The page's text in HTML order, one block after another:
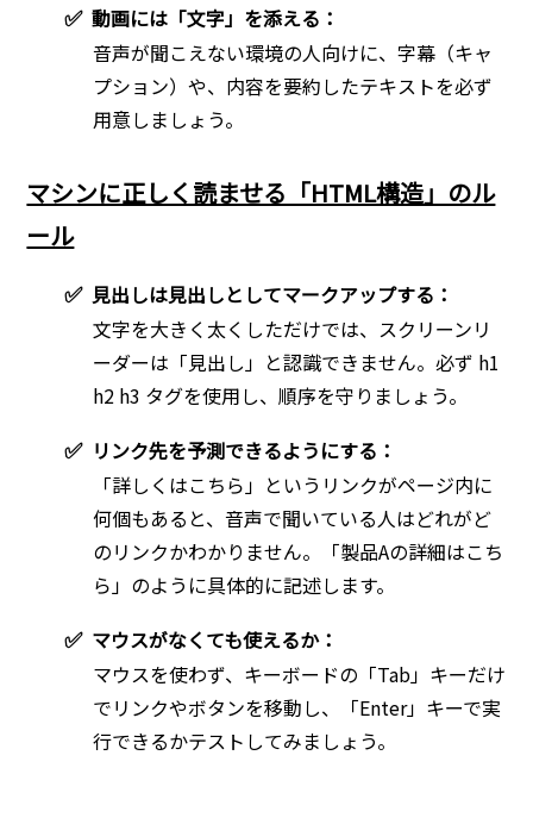
✅ 動画には「文字」を添える：
音声が聞こえない環境の人向けに、字幕（キャ
プション）や、内容を要約したテキストを必ず
用意しましょう。
マシンに正しく読ませる「HTML構造」のル
ール
✅ 見出しは見出しとしてマークアップする：
文字を大きく太くしただけでは、スクリーンリ
ーダーは「見出し」と認識できません。必ず h1
h2 h3 タグを使用し、順序を守りましょう。
✅ リンク先を予測できるようにする：
「詳しくはこちら」というリンクがページ内に
何個もあると、音声で聞いている人はどれがど
のリンクかわかりません。「製品Aの詳細はこち
ら」のように具体的に記述します。
✅ マウスがなくても使えるか：
マウスを使わず、キーボードの「Tab」キーだけ
でリンクやボタンを移動し、「Enter」キーで実
行できるかテストしてみましょう。